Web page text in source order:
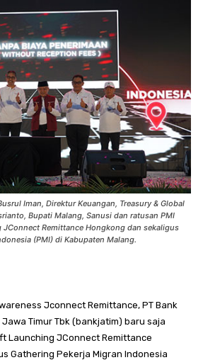
Iman, Direktur Keuangan, Treasury & Global
Bupati Malang, Sanusi dan ratusan PMI
Remittance Hongkong dan sekaligus
(PMI) di Kabupaten Malang.
Jconnect Remittance, PT Bank
Timur Tbk (bankjatim) baru saja
Launching JConnect Remittance
Gathering Pekerja Migran Indonesia